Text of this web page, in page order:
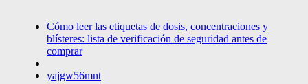
Cómo leer las etiquetas de dosis, concentraciones y
blísteres: lista de verificación de seguridad antes de
comprar
yajgw56mnt